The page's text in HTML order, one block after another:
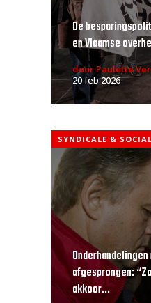
De
en Vlaamse
door Paulette
20 feb 2026
SYNDICALE &
afgesprongen:
akkoor...